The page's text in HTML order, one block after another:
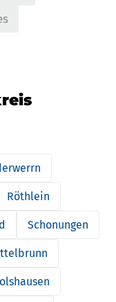
Röthlein
Schonungen